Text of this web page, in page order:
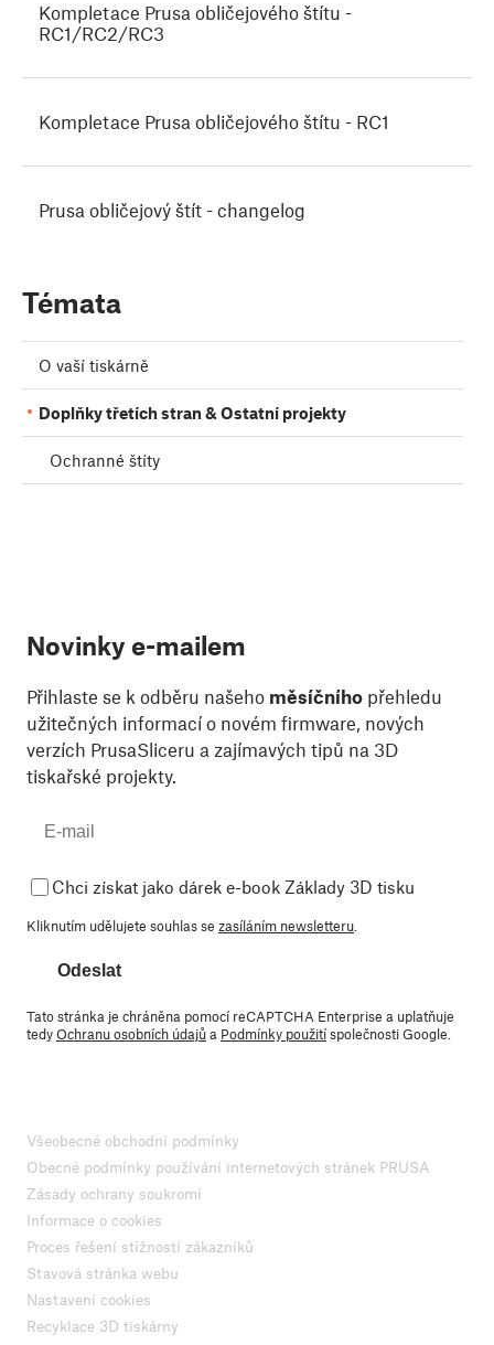
Kompletace Prusa obličejového štítu -
RC1/RC2/RC3
Kompletace Prusa obličejového štítu - RC1
Prusa obličejový štít - changelog
Témata
O vaší tiskárně
Doplňky třetích stran & Ostatní projekty
Ochranné štíty
Novinky e-mailem
Přihlaste se k odběru našeho měsíčního přehledu
užitečných informací o novém firmware, nových
verzích PrusaSliceru a zajímavých tipů na 3D
tiskařské projekty.
Chci získat jako dárek e-book Základy 3D tisku
Kliknutím udělujete souhlas se zasíláním newsletteru.
Odeslat
Tato stránka je chráněna pomocí reCAPTCHA Enterprise a uplatňuje
tedyOchranu osobních údajůa Podmínky použitíspolečnosti Google.
Všeobecné obchodní podmínky
Obecné podmínky používání internetových stránek PRUSA
Zásady ochrany soukromí
Informace o cookies
Proces řešení stížností zákazníků
Stavová stránka webu
Nastavení cookies
Recyklace 3D tiskárny